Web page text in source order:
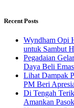
Recent Posts
Wyndham Opi
untuk Sambut
Pegadaian
Daya Beli
Lihat Dampak
PM Beri
​Di Tengah
Amankan